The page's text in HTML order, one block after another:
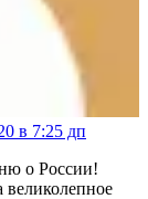
в 7:25 дп
о России!
великолепное